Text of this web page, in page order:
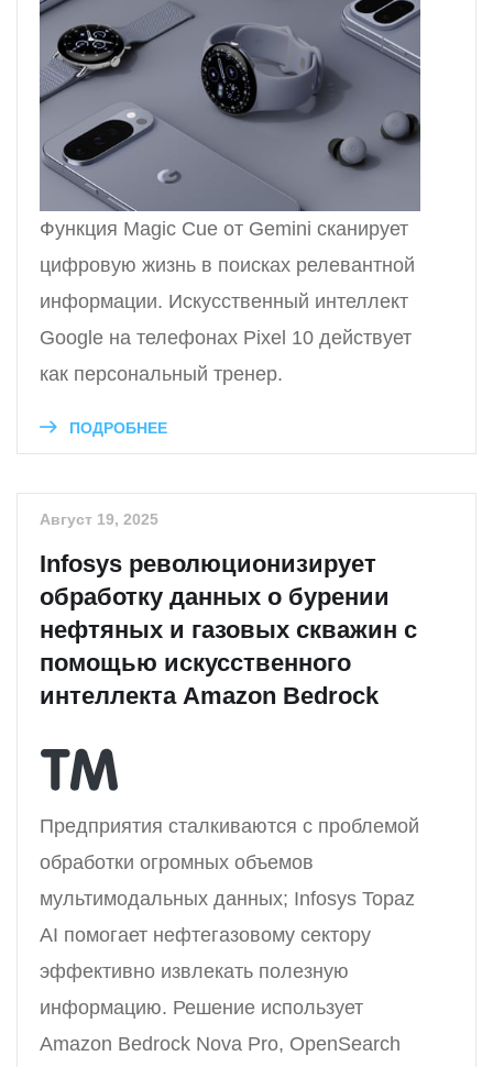
Функция Magic Cue от Gemini сканирует
цифровую жизнь в поисках релевантной
информации. Искусственный интеллект
Google на телефонах Pixel 10 действует
как персональный тренер.
ПОДРОБНЕЕ
Август 19, 2025
Infosys революционизирует
обработку данных о бурении
нефтяных и газовых скважин с
помощью искусственного
интеллекта Amazon Bedrock
Предприятия сталкиваются с проблемой
обработки огромных объемов
мультимодальных данных; Infosys Topaz
AI помогает нефтегазовому сектору
эффективно извлекать полезную
информацию. Решение использует
Amazon Bedrock Nova Pro, OpenSearch